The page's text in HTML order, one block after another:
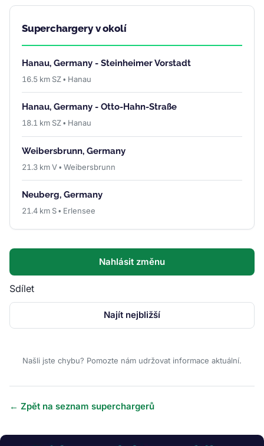
Superchargery v okolí
Hanau, Germany - Steinheimer Vorstadt
16.5 km SZ • Hanau
Hanau, Germany - Otto-Hahn-Straße
18.1 km SZ • Hanau
Weibersbrunn, Germany
21.3 km V • Weibersbrunn
Neuberg, Germany
21.4 km S • Erlensee
Nahlásit změnu
Sdílet
Najít nejbližší
Našli jste chybu? Pomozte nám udržovat informace aktuální.
← Zpět na seznam superchargerů
Obrázek